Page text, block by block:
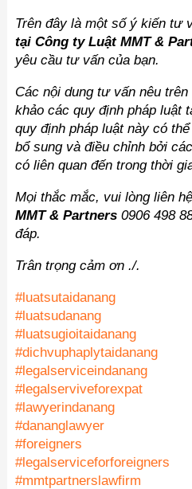
Trên đây là một số ý kiến tư
tại Công ty Luật MMT &
yêu cầu tư vấn của bạn.
Các nội dung tư vấn nêu
khảo các quy định pháp luật
quy định pháp luật này có
bổ sung và điều chỉnh bởi
có liên quan đến trong thời
Mọi thắc mắc, vui lòng liên
MMT & Partners 0906 498
đáp.
Trân trọng cảm ơn ./.
#luatsutaidanang
#luatsudanang
#luatsugioitaidanang
#dichvuphaplytaidanang
#legalserviceindanang
#legalserviveforexpat
#lawyerindanang
#dananglawyer
#foreigners
#legalserviceforforeigners
#mmtpartnerslawfirm